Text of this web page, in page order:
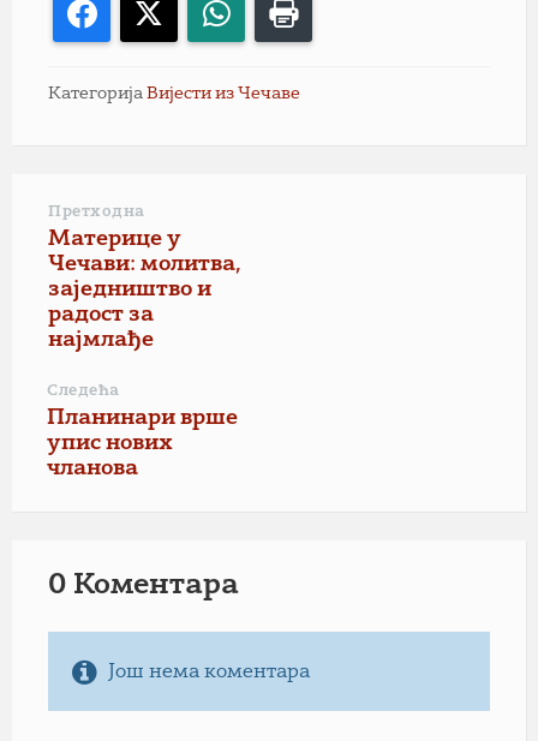
Facebook WhatsApp
Категорија Вијести из Чечаве
Претходна
Материце у
Чечави: молитва,
заједништво и
радост за
најмлађе
Следећа
Планинари врше
упис нових
чланова
0 Коментарa
Још нема коментара